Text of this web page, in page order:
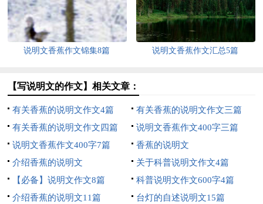
说明文香蕉作文锦集8篇 说明文香蕉作文汇总5篇
【写说明文的作文】相关文章：
有关香蕉的说明文作文4篇
有关香蕉的说明文作文三篇
有关香蕉的说明文作文四篇
说明文香蕉作文400字三篇
说明文香蕉作文400字7篇
香蕉的说明文
介绍香蕉的说明文
关于科普说明文作文4篇
【必备】说明文作文8篇
科普说明文作文600字4篇
介绍香蕉的说明文11篇
台灯的自述说明文15篇